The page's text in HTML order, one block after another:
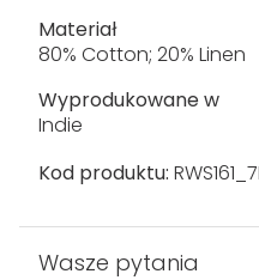
Materiał
80% Cotton; 20% Linen
Wyprodukowane w
Indie
Kod produktu:
Wasze pytania